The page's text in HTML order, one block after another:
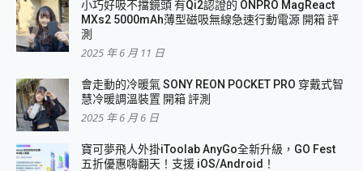
小巧好吸不擋鏡頭 有Qi2認證的 ONPRO MagReact
MXs2 5000mAh薄型磁吸無線急速行動電源 開箱 評
測
2025 年 6 月 11 日
會走動的冷暖氣 SONY REON POCKET PRO 穿戴式智
慧冷暖調溫裝置 開箱 評測
2025 年 6 月 6 日
寶可夢飛人外掛iToolab AnyGo全新升級，GO Fest
五折優惠嗨翻天！支援 iOS/Android！